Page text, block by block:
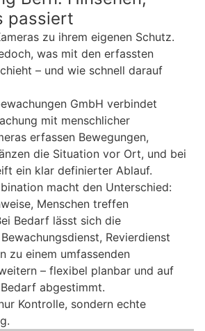
passiert
zu ihrem eigenen Schutz.
was mit den erfassten
– und wie schnell darauf
GmbH verbindet
mit menschlicher
erfassen Bewegungen,
die Situation vor Ort, und bei
ein klar definierter Ablauf.
macht den Unterschied:
Menschen treffen
Bedarf lässt sich die
Revierdienst
zu einem umfassenden
– flexibel planbar und auf
abgestimmt.
Kontrolle, sondern echte